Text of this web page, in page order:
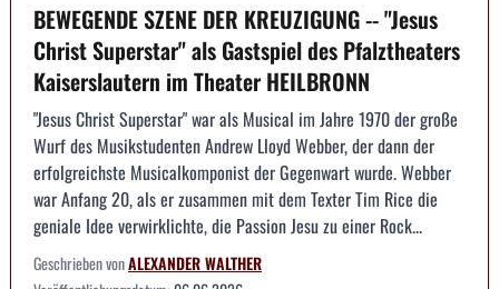
BEWEGENDE SZENE DER KREUZIGUNG -- "Jesus
Christ Superstar" als Gastspiel des Pfalztheaters
Kaiserslautern im Theater HEILBRONN
"Jesus Christ Superstar" war als Musical im Jahre 1970 der große
Wurf des Musikstudenten Andrew Lloyd Webber, der dann der
erfolgreichste Musicalkomponist der Gegenwart wurde. Webber
war Anfang 20, als er zusammen mit dem Texter Tim Rice die
geniale Idee verwirklichte, die Passion Jesu zu einer Rock...
Geschrieben vonALEXANDER WALTHER